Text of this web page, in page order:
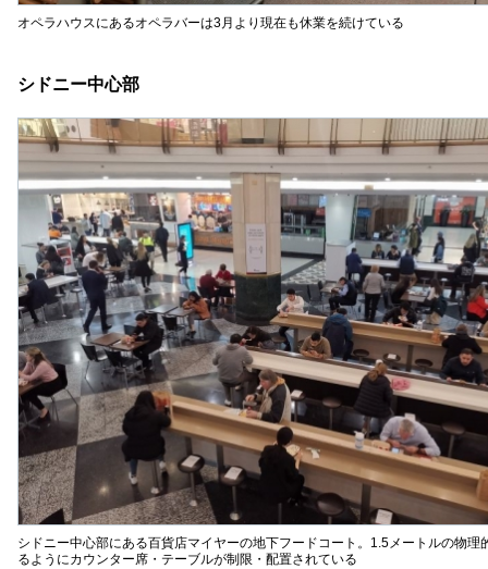
オペラハウスにあるオペラバーは3月より現在も休業を続けている
シドニー中心部
シドニー中心部にある百貨店マイヤーの地下フードコート。1.5メートルの物理
るようにカウンター席・テーブルが制限・配置されている